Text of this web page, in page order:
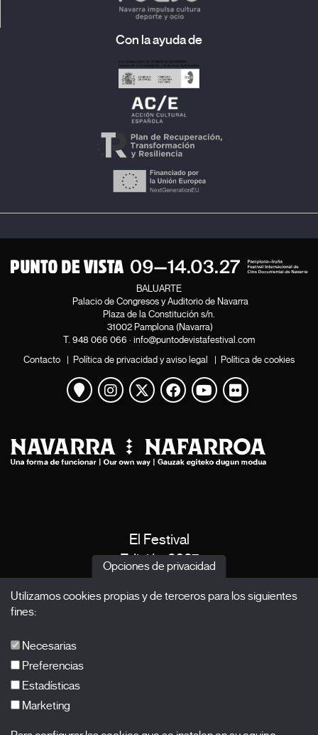
Con la ayuda de
BALUARTE
Palacio de Congresos y Auditorio de Navarra
Plaza de la Constitución s/n.
31002 Pamplona (Navarra)
T. 948 066 066 · info@puntodevistafestival.com
Contacto | Política de privacidad y aviso legal | Política de cookies
Ver mapa
Instagram
Twitter
Facebook
Youtube
Flickr
El Festival
Edición 2027
Acreditaciones
Opciones de privacidad
Utilizamos cookies propias y de terceros para los siguientes
fines:
Necesarias
Preferencias
Estadísticas
Marketing